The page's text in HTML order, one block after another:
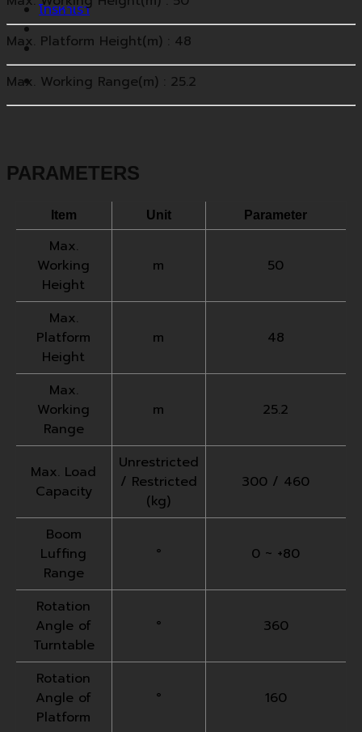
โทรหาเรา
Max. Platform Height(m) : 48
Max. Working Range(m) : 25.2
PARAMETERS
Item Unit Parameter
Max.
Working
Height
m 50
Max.
Platform
Height
m 48
Max.
Working
Range
m 25.2
Max. Load
Capacity
Unrestricted
/ Restricted
(kg)
300 / 460
Boom
Luffing
Range
° 0 ~ +80
Rotation
Angle of
Turntable
° 360
Rotation
Angle of
Platform
° 160